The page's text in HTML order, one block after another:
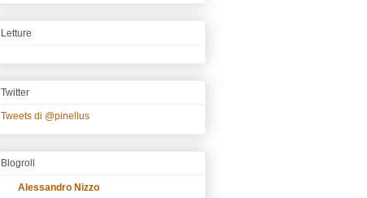
Letture
Twitter
Tweets di @pinellus
Blogroll
Alessandro Nizzo